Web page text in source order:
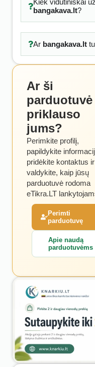
Kiek vidutiniškai
bangakava.lt?
Ar bangakava.lt
Ar ši
parduotuvė
priklauso
jums?
Perimkite profilį,
papildykite
pridėkite kontaktus ir
valdykite, kaip jūsų
parduotuvė rodoma
eTikra.LT
Perimti
parduotuvę
Apie naudą
parduotuvėms